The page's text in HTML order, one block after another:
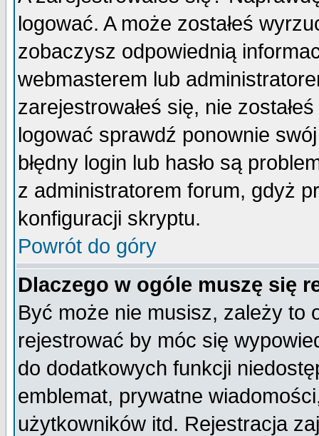
logować. A może zostałeś
zobaczysz odpowiednią
webmasterem lub
zarejestrowałeś się, nie
logować sprawdź ponownie
błędny login lub hasło są
z administratorem forum, gdyż
konfiguracji skryptu.
Powrót do góry
Dlaczego w ogóle muszę się
Być może nie musisz, zależy to
rejestrować by móc się
do dodatkowych funkcji
emblemat, prywatne
użytkowników itd. Rejestracja